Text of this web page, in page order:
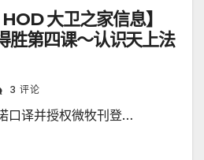
大卫之家信息】
胜第四课～认识天上法
3 评论
口译并授权微牧刊登…